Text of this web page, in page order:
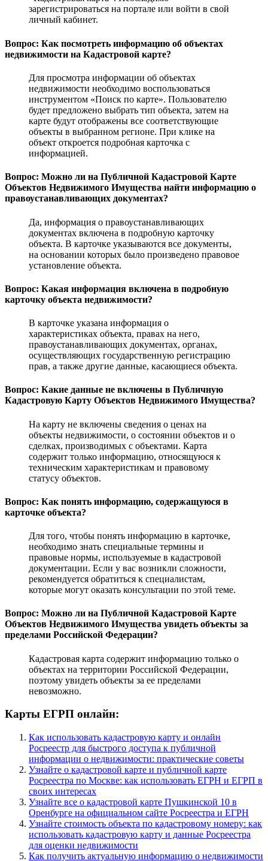
зарегистрироваться на портале или войти в свой
личный кабинет.
Вопрос: Как посмотреть информацию об объектах
недвижимости на Кадастровой карте?
Для просмотра информации об объектах
недвижимости необходимо воспользоваться
инструментом «Поиск по карте». Пользователю
будет предложено выбрать тип объекта, затем на
карте будут отображены все соответствующие
объекты в выбранном регионе. При клике на
объект откроется подробная карточка с
информацией.
Вопрос: Можно ли на Публичной Кадастровой Карте
Объектов Недвижимого Имущества найти информацию о
правоустанавливающих документах?
Да, информация о правоустанавливающих
документах включена в подробную карточку
объекта. В карточке указываются все документы,
на основании которых было произведено правовое
установление объекта.
Вопрос: Какая информация включена в подробную
карточку объекта недвижимости?
В карточке указана информация о
характеристиках объекта, правах на него,
правоустанавливающих документах, органах,
осуществляющих государственную регистрацию
прав, а также другие данные, касающиеся объекта.
Вопрос: Какие данные не включены в Публичную
Кадастровую Карту Объектов Недвижимого Имущества?
На карту не включены сведения о ценах на
объекты недвижимости, о состоянии объектов и о
сделках, производимых с объектами. Карта
содержит только информацию, относящуюся к
техническим характеристикам и правовому
статусу объектов.
Вопрос: Как понять информацию, содержащуюся в
карточке объекта?
Для того, чтобы понять информацию в карточке,
необходимо знать специальные термины и
правовые нормы, используемые в кадастровой
документации. Если у вас возникли сложности,
рекомендуется обратиться к специалистам,
которые могут оказать консультации по этой теме.
Вопрос: Можно ли на Публичной Кадастровой Карте
Объектов Недвижимого Имущества увидеть объекты за
пределами Российской Федерации?
Кадастровая карта содержит информацию только о
объектах на территории Российской Федерации,
поэтому увидеть объекты за ее пределами
невозможно.
Карты ЕГРП онлайн:
Как использовать кадастровую карту и онлайн
Росреестр для быстрого доступа к публичной
информации о недвижимости: практические советы
Узнайте о кадастровой карте и публичной карте
Росреестра по Москве: как использовать ЕГРН и ЕГРП в
своих интересах
Узнайте все о кадастровой карте Пушкинской 10 в
Оренбурге на официальном сайте Росреестра и ЕГРН
Узнайте стоимость объекта по кадастровому номеру: как
использовать кадастровую карту и данные Росреестра
для оценки недвижимости
Как получить актуальную информацию о недвижимости